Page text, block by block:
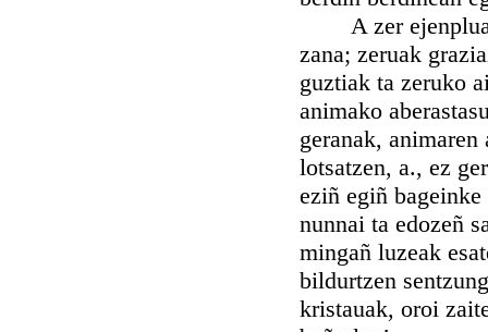
A zer ejenplua
zana; zeruak
guztiak ta zeruko
animako
geranak,
lotsatzen, a., ez
eziñ egiñ
nunnai ta edozeñ
mingañ luzeak
bildurtzen
kristauak, oroi